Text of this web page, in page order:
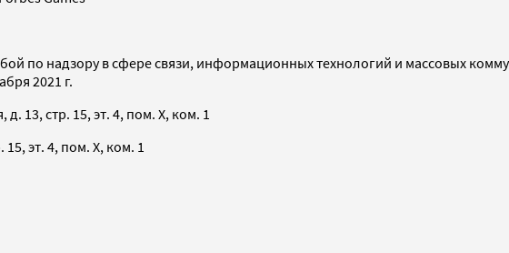
по надзору в сфере связи, информационных технологий и массовых
2021 г.
13, стр. 15, эт. 4, пом. X, ком. 1
эт. 4, пом. X, ком. 1